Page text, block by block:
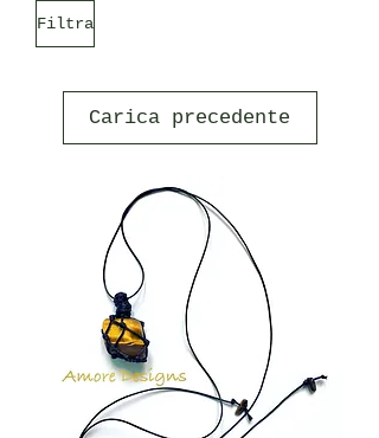
Filtra
Carica precedente